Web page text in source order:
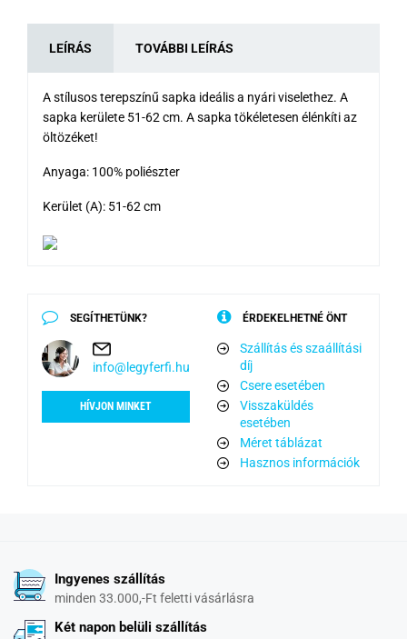
LEÍRÁS TOVÁBBI LEÍRÁS
A stílusos terepszínű sapka ideális a nyári viselethez. A
sapka kerülete 51-62 cm. A sapka tökéletesen élénkíti az
öltözéket!
Anyaga: 100% poliészter
Kerület (A): 51-62 cm
SEGÍTHETÜNK?
info@legyferfi.hu
HÍVJON MINKET
ÉRDEKELHETNÉ ÖNT
Szállítás és szaállítási
díj
Csere esetében
Visszaküldés
esetében
Méret táblázat
Hasznos információk
Ingyenes szállítás
minden 33.000,-Ft feletti vásárlásra
Két napon belüli szállítás